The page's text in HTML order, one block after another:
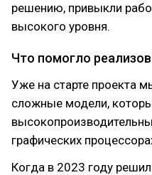
решению, привыкли
высокого уровня.
Что помогло
Уже на старте проекта
сложные модели,
графических
Когда в 2023 году